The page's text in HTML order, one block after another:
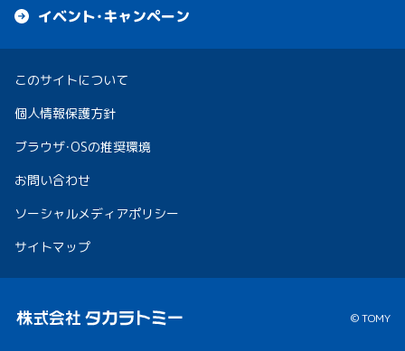
イベント・キャンペーン
このサイトについて
個人情報保護方針
ブラウザ・OSの推奨環境
お問い合わせ
ソーシャルメディアポリシー
サイトマップ
© TOMY